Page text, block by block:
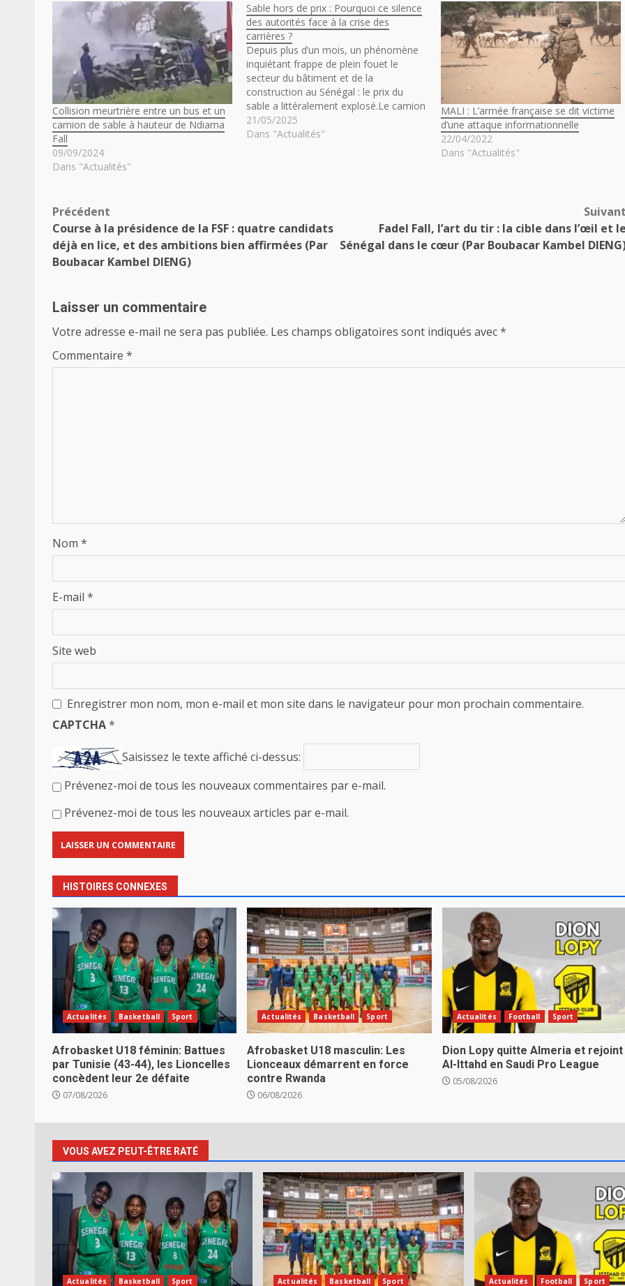
Collision meurtrière entre un bus et un
camion de sable à hauteur de Ndiama
Fall
09/09/2024
Dans "Actualités"
Sable hors de prix : Pourquoi ce silence
des autorités face à la crise des
carrières ?
Depuis plus d’un mois, un phénomène
inquiétant frappe de plein fouet le
secteur du bâtiment et de la
construction au Sénégal : le prix du
sable a littéralement explosé.Le camion
de 16 m³, qui se négociait entre 50 000
et 60 000 FCFA selon les zones, coûte
21/05/2025
Dans "Actualités"
MALI : L’armée française se dit victime
d’une attaque informationnelle
22/04/2022
Dans "Actualités"
Navigation
d’article
Précédent
Course à la présidence de la FSF : quatre candidats
déjà en lice, et des ambitions bien affirmées (Par
Boubacar Kambel DIENG)
Suivant
Fadel Fall, l’art du tir : la cible dans l’œil et le
Sénégal dans le cœur (Par Boubacar Kambel
Laisser un commentaire
Votre adresse e-mail ne sera pas publiée. Les champs obligatoires sont indiqués avec*
Commentaire *
Nom *
E-mail *
Site web
Enregistrer mon nom, mon e-mail et mon site dans le navigateur pour mon prochain commentaire.
CAPTCHA*
Saisissez le texte affiché ci-dessus:
Prévenez-moi de tous les nouveaux commentaires par e-mail.
Prévenez-moi de tous les nouveaux articles par e-mail.
HISTOIRES CONNEXES
Actualités Basketball Sport
Afrobasket U18 féminin: Battues
par Tunisie (43-44), les Lioncelles
concèdent leur 2e défaite
07/08/2026
Actualités Basketball Sport
Afrobasket U18 masculin: Les
Lionceaux démarrent en force
contre Rwanda
06/08/2026
Actualités Football Sport
Dion Lopy quitte Almeria et rejoint
Al-Ittahd en Saudi Pro League
05/08/2026
VOUS AVEZ PEUT-ÊTRE RATÉ
Actualités Basketball Sport Actualités Basketball Sport Actualités Football Sport